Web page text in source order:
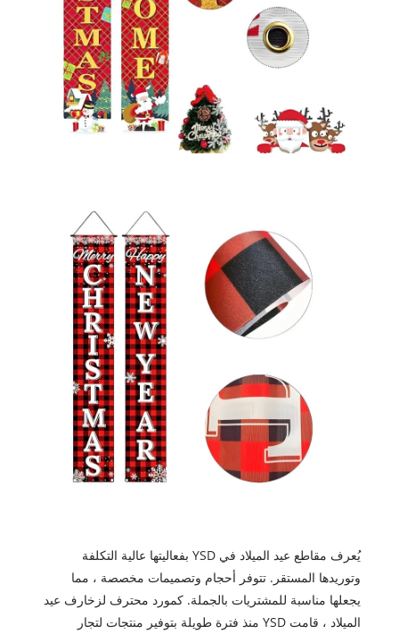
يُعرف مقاطع عيد الميلاد في YSD بفعاليتها عالية التكلفة
وتوريدها المستقر. تتوفر أحجام وتصميمات مخصصة ، مما
يجعلها مناسبة للمشتريات بالجملة. كمورد محترف لزخارف عيد
الميلاد ، قامت YSD منذ فترة طويلة بتوفير منتجات لتجار